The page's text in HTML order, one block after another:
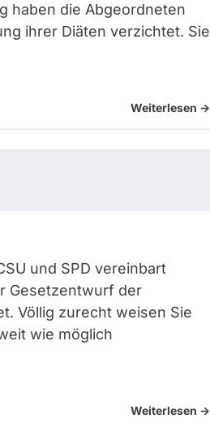
haben die Abgeordneten
ihrer Diäten verzichtet. Sie
Weiterlesen ->
und SPD vereinbart
Gesetzentwurf der
Völlig zurecht weisen Sie
wie möglich
Weiterlesen ->